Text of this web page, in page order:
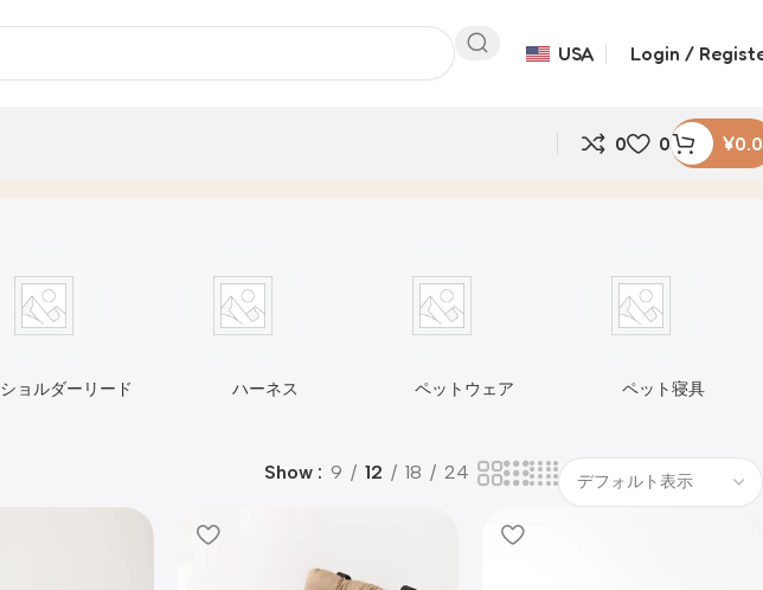
USA Login /
0 0 ¥
ショルダーリード ハーネス ペットウェア ペット寝具
Show 9 12 18 24